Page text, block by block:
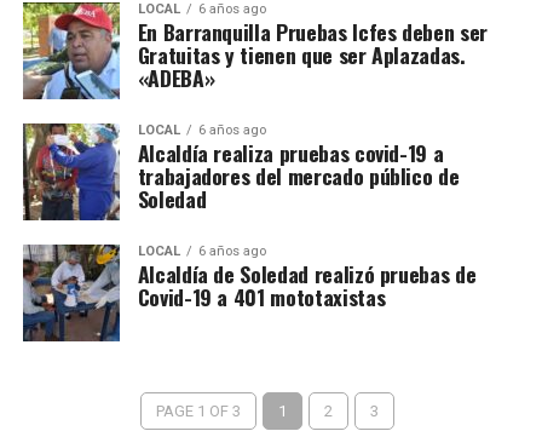
LOCAL 6 años ago
En Barranquilla Pruebas Icfes deben ser
Gratuitas y tienen que ser Aplazadas.
«ADEBA»
LOCAL 6 años ago
Alcaldía realiza pruebas covid-19 a
trabajadores del mercado público de
Soledad
LOCAL 6 años ago
Alcaldía de Soledad realizó pruebas de
Covid-19 a 401 mototaxistas
PAGE 1 OF 3 1 2 3